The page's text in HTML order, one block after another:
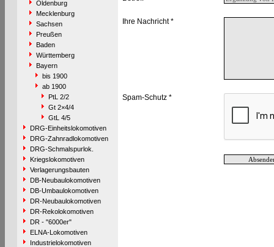
Oldenburg
Mecklenburg
Sachsen
Preußen
Baden
Württemberg
Bayern
bis 1900
ab 1900
PtL 2/2
Gt 2×4/4
GtL 4/5
DRG-Einheitslokomotiven
DRG-Zahnradlokomotiven
DRG-Schmalspurlok.
Kriegslokomotiven
Verlagerungsbauten
DB-Neubaulokomotiven
DB-Umbaulokomotiven
DR-Neubaulokomotiven
DR-Rekolokomotiven
DR - "6000er"
ELNA-Lokomotiven
Industrielokomotiven
Ihre Nachricht *
Spam-Schutz *